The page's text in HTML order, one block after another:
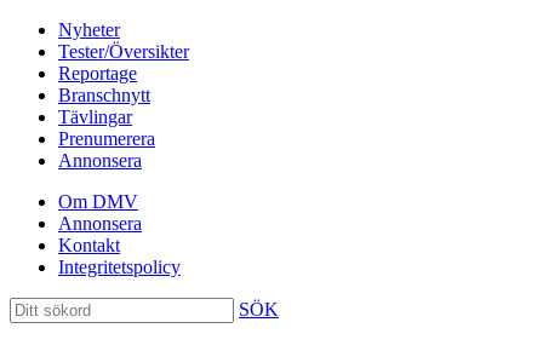
Nyheter
Tester/Översikter
Reportage
Branschnytt
Tävlingar
Prenumerera
Annonsera
Om DMV
Annonsera
Kontakt
Integritetspolicy
SÖK